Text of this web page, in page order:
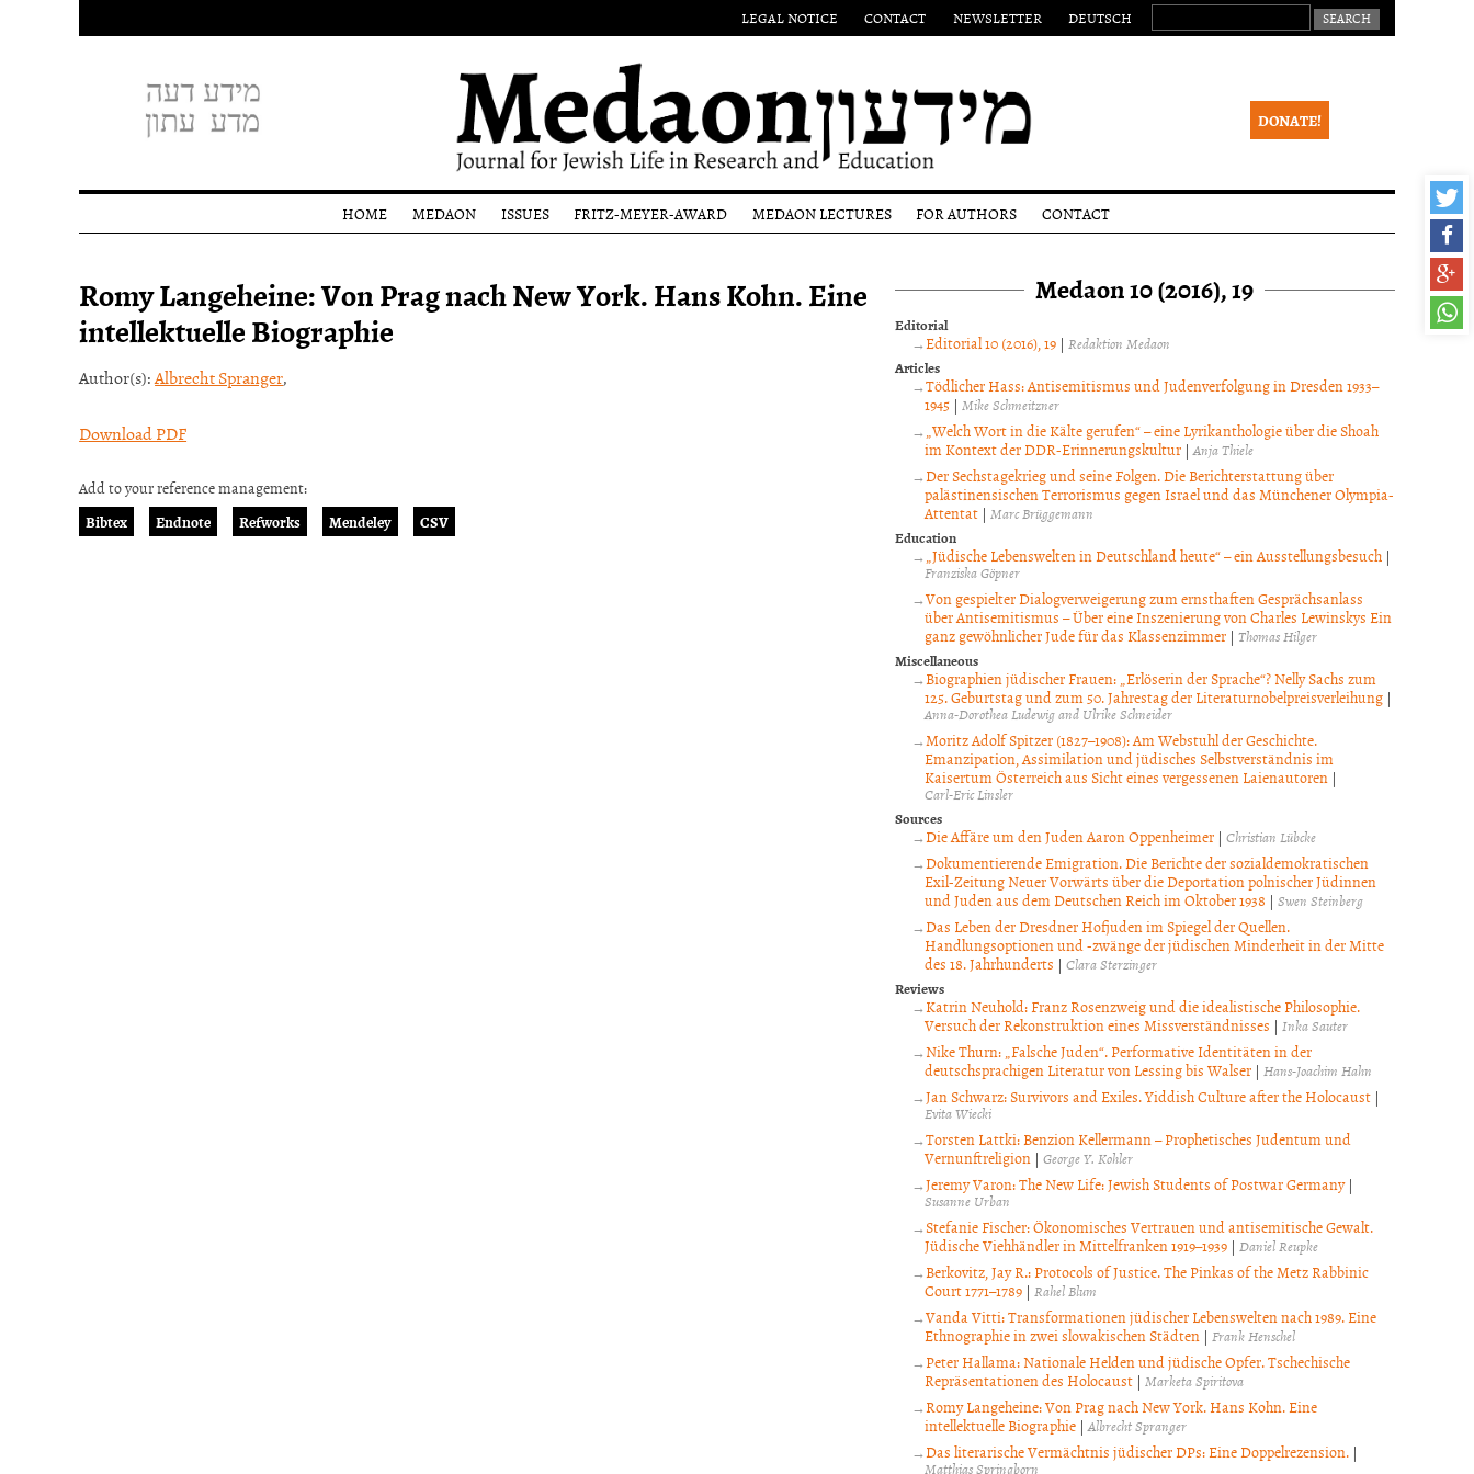
LEGAL NOTICE CONTACT NEWSLETTER DEUTSCH SEARCH FOR:
DONATE!
HOME
MEDAON
Editorial
staff
ISSUES
Issues
FRITZ-MEYER-AWARD
Past
Award-
MEDAON LECTURES
FOR AUTHORS
Guidelines
Editorial
process
and peer
Copyright
notice
CONTACT
Newsletter
Romy Langeheine: Von Prag nach New York. Hans Kohn. Eine
intellektuelle Biographie
Author(s):Albrecht Spranger,
Download PDF
Add to your reference management:
Bibtex
Endnote Refworks Mendeley CSV
Medaon 10 (2016), 19
Editorial
Editorial 10 (2016), 19 |Redaktion Medaon
Articles
Tödlicher Hass: Antisemitismus und Judenverfolgung in Dresden 1933–
1945| Mike Schmeitzner
„Welch Wort in die Kälte gerufen“ – eine Lyrikanthologie über die Shoah
im Kontext der DDR-Erinnerungskultur|Anja Thiele
Der Sechstagekrieg und seine Folgen. Die Berichterstattung über
palästinensischen Terrorismus gegen Israel und das Münchener Olympia-
Attentat| Marc Brüggemann
Education
„Jüdische Lebenswelten in Deutschland heute“ – ein Ausstellungsbesuch |
Franziska Göpner
Von gespielter Dialogverweigerung zum ernsthaften Gesprächsanlass
über Antisemitismus – Über eine Inszenierung von Charles Lewinskys Ein
ganz gewöhnlicher Jude für das Klassenzimmer| Thomas Hilger
Miscellaneous
Biographien jüdischer Frauen: „Erlöserin der Sprache“? Nelly Sachs zum
125. Geburtstag und zum 50. Jahrestag der Literaturnobelpreisverleihung|
Anna-Dorothea Ludewig and Ulrike Schneider
Moritz Adolf Spitzer (1827–1908): Am Webstuhl der Geschichte.
Emanzipation, Assimilation und jüdisches Selbstverständnis im
Kaisertum Österreich aus Sicht eines vergessenen Laienautoren|
Carl-Eric Linsler
Sources
Die Affäre um den Juden Aaron Oppenheimer |Christian Lübcke
Dokumentierende Emigration. Die Berichte der sozialdemokratischen
Exil-Zeitung Neuer Vorwärts über die Deportation polnischer Jüdinnen
und Juden aus dem Deutschen Reich im Oktober 1938 | Swen Steinberg
Das Leben der Dresdner Hofjuden im Spiegel der Quellen.
Handlungsoptionen und -zwänge der jüdischen Minderheit in der Mitte
des 18. Jahrhunderts | Clara Sterzinger
Reviews
Katrin Neuhold: Franz Rosenzweig und die idealistische Philosophie.
Versuch der Rekonstruktion eines Missverständnisses | Inka Sauter
Nike Thurn: „Falsche Juden“. Performative Identitäten in der
deutschsprachigen Literatur von Lessing bis Walser| Hans-Joachim Hahn
Jan Schwarz: Survivors and Exiles. Yiddish Culture after the Holocaust |
Evita Wiecki
Torsten Lattki: Benzion Kellermann – Prophetisches Judentum und
Vernunftreligion| George Y. Kohler
Jeremy Varon: The New Life: Jewish Students of Postwar Germany|
Susanne Urban
Stefanie Fischer: Ökonomisches Vertrauen und antisemitische Gewalt.
Jüdische Viehhändler in Mittelfranken 1919–1939| Daniel Reupke
Berkovitz, Jay R.: Protocols of Justice. The Pinkas of the Metz Rabbinic
Court 1771–1789| Rahel Blum
Vanda Vitti: Transformationen jüdischer Lebenswelten nach 1989. Eine
Ethnographie in zwei slowakischen Städten| Frank Henschel
Peter Hallama: Nationale Helden und jüdische Opfer. Tschechische
Repräsentationen des Holocaust| Marketa Spiritova
Romy Langeheine: Von Prag nach New York. Hans Kohn. Eine
intellektuelle Biographie|Albrecht Spranger
Das literarische Vermächtnis jüdischer DPs: Eine Doppelrezension. |
Matthias Springborn